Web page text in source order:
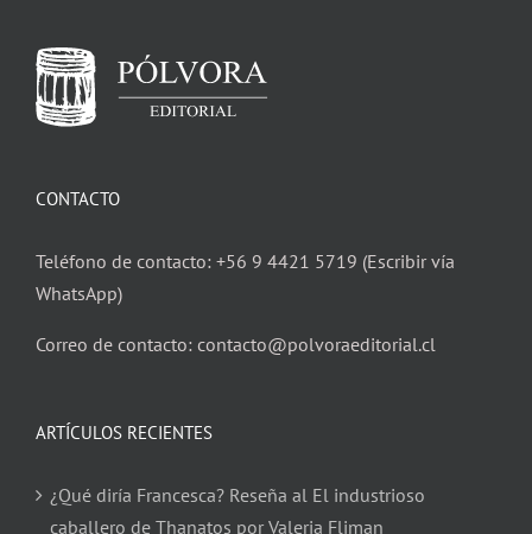
CONTACTO
Teléfono de contacto: +56 9 4421 5719 (Escribir vía
WhatsApp)
Correo de contacto: contacto@polvoraeditorial.cl
ARTÍCULOS RECIENTES
¿Qué diría Francesca? Reseña al El industrioso
caballero de Thanatos por Valeria Fliman